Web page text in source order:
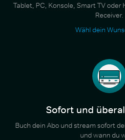
Tablet, PC, Konsole, Smart TV oder
Receiver.
Wähl dein
Sofort und
Buch dein Abo und stream sofort
und wann du